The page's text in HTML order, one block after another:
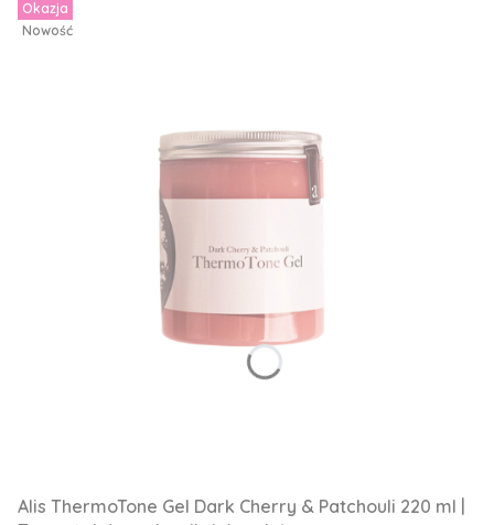
Okazja
Nowość
Alis ThermoTone Gel Dark Cherry & Patchouli 220 ml |